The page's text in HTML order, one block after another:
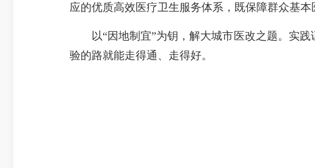
应的优质高效医疗卫生服务体系，既保障群众基本
以“因地制宜”为钥，解大城市医改之题。实践
验的路就能走得通、走得好。